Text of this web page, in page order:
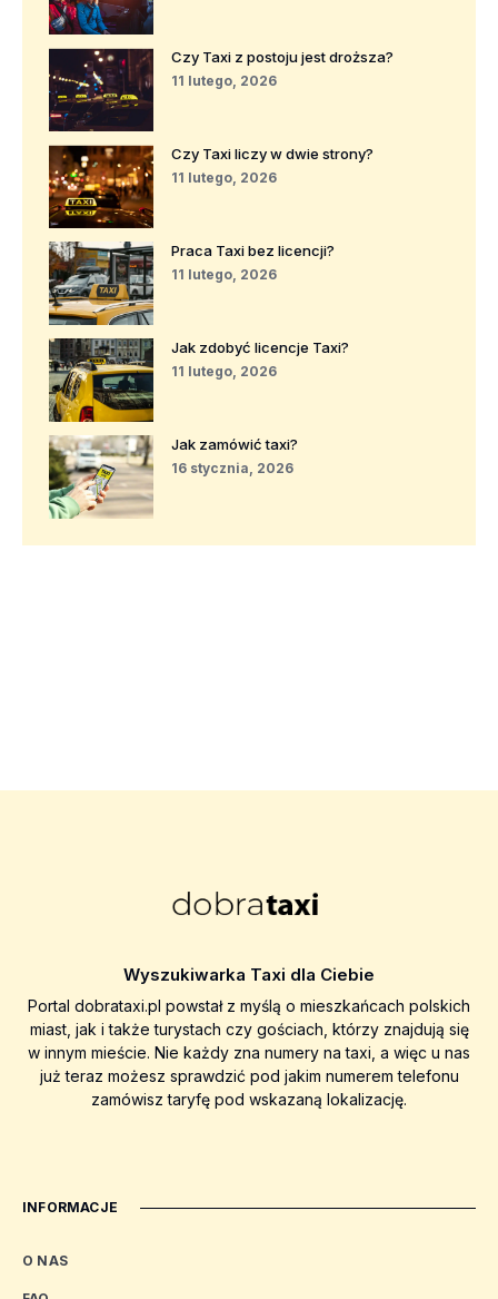
Czy Taxi z postoju jest droższa?
11 lutego, 2026
Czy Taxi liczy w dwie strony?
11 lutego, 2026
Praca Taxi bez licencji?
11 lutego, 2026
Jak zdobyć licencje Taxi?
11 lutego, 2026
Jak zamówić taxi?
16 stycznia, 2026
Wyszukiwarka Taxi dla Ciebie
Portal dobrataxi.pl powstał z myślą o mieszkańcach polskich
miast, jak i także turystach czy gościach, którzy znajdują się
w innym mieście. Nie każdy zna numery na taxi, a więc u nas
już teraz możesz sprawdzić pod jakim numerem telefonu
zamówisz taryfę pod wskazaną lokalizację.
INFORMACJE
O NAS